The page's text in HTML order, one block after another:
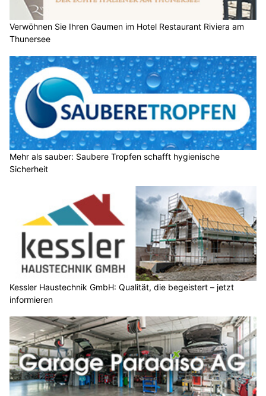
Verwöhnen Sie Ihren Gaumen im Hotel Restaurant Riviera am
Thunersee
Mehr als sauber: Saubere Tropfen schafft hygienische
Sicherheit
Kessler Haustechnik GmbH: Qualität, die begeistert – jetzt
informieren